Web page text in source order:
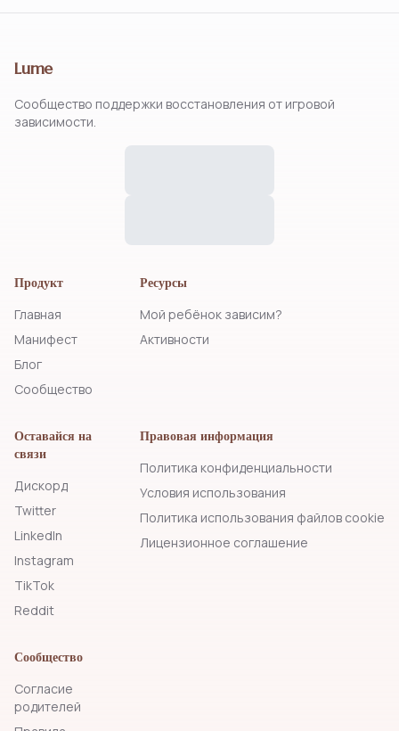
Lume
Сообщество поддержки восстановления от игровой
зависимости.
Продукт
Главная
Манифест
Блог
Сообщество
Ресурсы
Мой ребёнок зависим?
Активности
Оставайся на
связи
Дискорд
Twitter
LinkedIn
Instagram
TikTok
Reddit
Правовая информация
Политика конфиденциальности
Условия использования
Политика использования файлов cookie
Лицензионное соглашение
Сообщество
Согласие
родителей